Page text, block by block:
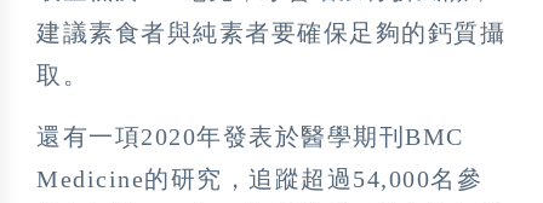
建議素食者與純素者要確保足夠的鈣質攝
取。
還有一項2020年發表於醫學期刊BMC
Medicine的研究，追蹤超過54,000名參